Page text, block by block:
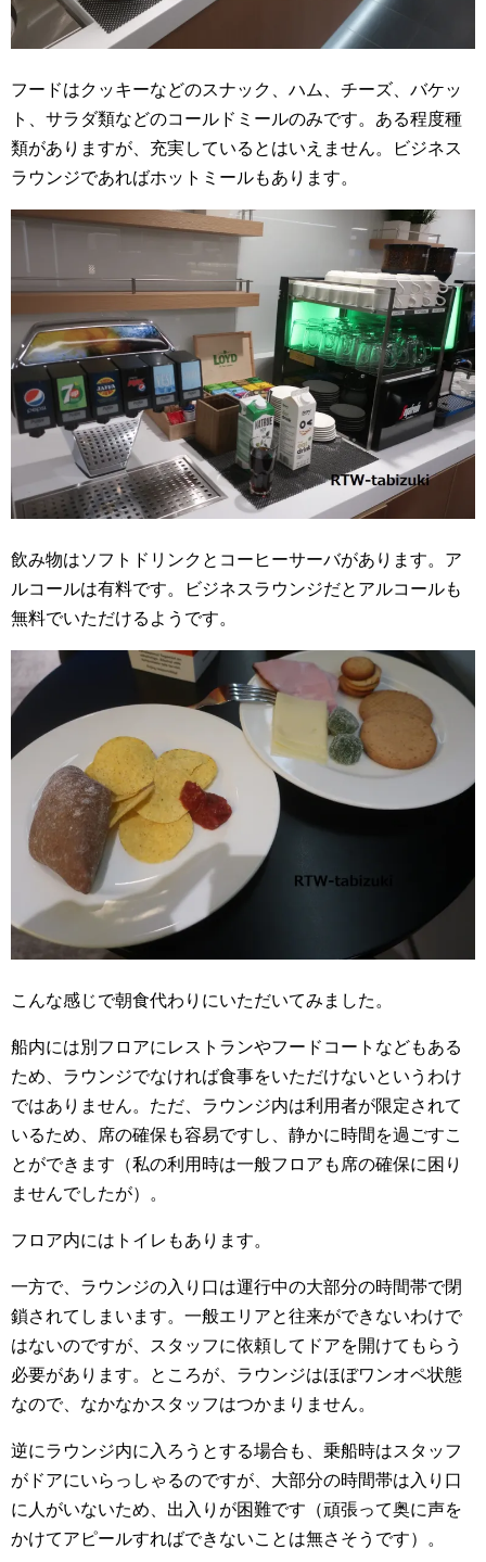
フードはクッキーなどのスナック、ハム、チーズ、バケッ
ト、サラダ類などのコールドミールのみです。ある程度種
類がありますが、充実しているとはいえません。ビジネス
ラウンジであればホットミールもあります。
飲み物はソフトドリンクとコーヒーサーバがあります。ア
ルコールは有料です。ビジネスラウンジだとアルコールも
無料でいただけるようです。
こんな感じで朝食代わりにいただいてみました。
船内には別フロアにレストランやフードコートなどもある
ため、ラウンジでなければ食事をいただけないというわけ
ではありません。ただ、ラウンジ内は利用者が限定されて
いるため、席の確保も容易ですし、静かに時間を過ごすこ
とができます（私の利用時は一般フロアも席の確保に困り
ませんでしたが）。
フロア内にはトイレもあります。
一方で、ラウンジの入り口は運行中の大部分の時間帯で閉
鎖されてしまいます。一般エリアと往来ができないわけで
はないのですが、スタッフに依頼してドアを開けてもらう
必要があります。ところが、ラウンジはほぼワンオペ状態
なので、なかなかスタッフはつかまりません。
逆にラウンジ内に入ろうとする場合も、乗船時はスタッフ
がドアにいらっしゃるのですが、大部分の時間帯は入り口
に人がいないため、出入りが困難です（頑張って奥に声を
かけてアピールすればできないことは無さそうです）。